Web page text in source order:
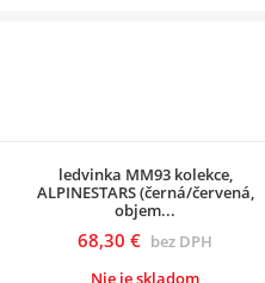
ledvinka MM93 kolekce,
ALPINESTARS (černá/červená,
objem...
68,30 € bez DPH
Nie je skladom